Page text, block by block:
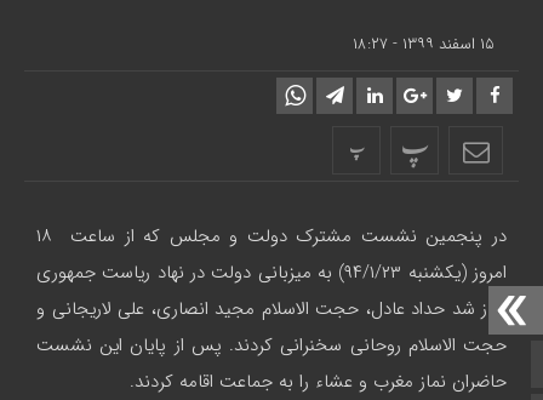
صفحه نخست
۱۵ اسفند ۱۳۹۹ - ۱۸:۲۷
پ پ
در پنجمین نشست مشترک دولت و مجلس که از ساعت ۱۸
امروز (یکشنبه ۹۴/۱/۲۳) به میزبانی دولت در نهاد ریاست جمهوری
آغاز شد حداد عادل، حجت الاسلام مجید انصاری، علی لاریجانی و
حجت الاسلام روحانی سخنرانی کردند. پس از پایان این نشست
حاضران نماز مغرب و عشاء را به جماعت اقامه کردند.